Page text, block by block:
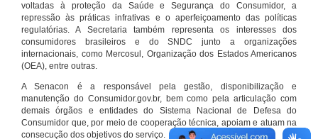
voltadas à proteção da Saúde e Segurança do Consumidor, a
repressão às práticas infrativas e o aperfeiçoamento das políticas
regulatórias. A Secretaria também representa os interesses dos
consumidores brasileiros e do SNDC junto a organizações
internacionais, como Mercosul, Organização dos Estados Americanos
(OEA), entre outras.
A Senacon é a responsável pela gestão, disponibilização e
manutenção do Consumidor.gov.br, bem como pela articulação com
demais órgãos e entidades do Sistema Nacional de Defesa do
Consumidor que, por meio de cooperação técnica, apoiam e atuam na
consecução dos objetivos do serviço.